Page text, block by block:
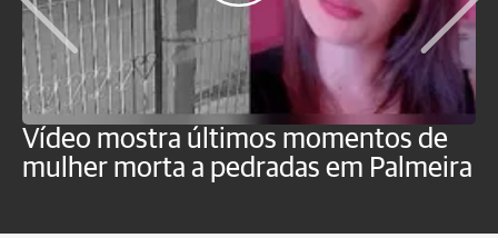
Vídeo mostra últimos momentos de
mulher morta a pedradas em Palmeira